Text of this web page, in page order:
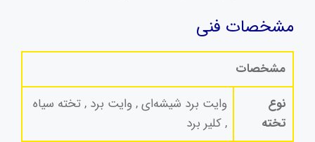
مشخصات فنی
مشخصات
نوع
تخته
وایت برد شیشه‌ای , وایت برد , تخته سیاه
, کلیر برد